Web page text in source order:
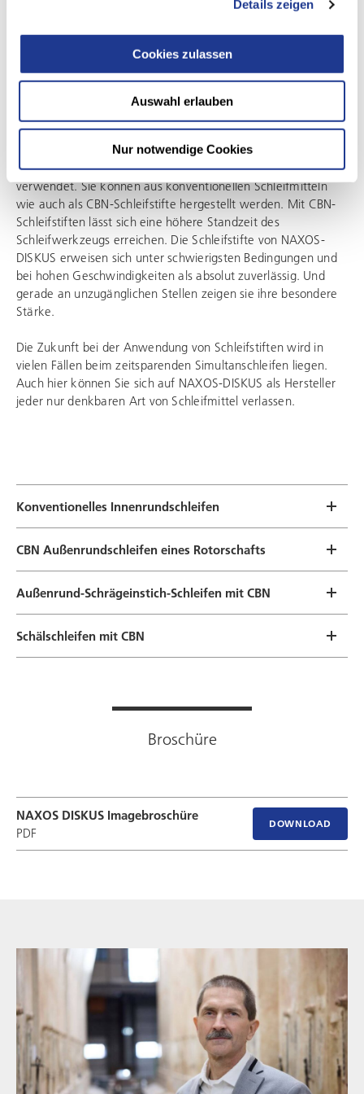
Details zeigen
Cookies zulassen
Auswahl erlauben
Nur notwendige Cookies
KONVENTIONELLES SCHLEIFEN
Schleifstifte
Unsere Schleifstifte werden zum Innenrundschleifen
verwendet. Sie können aus konventionellen Schleifmitteln
wie auch als CBN-Schleifstifte hergestellt werden. Mit CBN-
Schleifstiften lässt sich eine höhere Standzeit des
Schleifwerkzeugs erreichen. Die Schleifstifte von NAXOS-
DISKUS erweisen sich unter schwierigsten Bedingungen und
bei hohen Geschwindigkeiten als absolut zuverlässig. Und
gerade an unzugänglichen Stellen zeigen sie ihre besondere
Stärke.
Die Zukunft bei der Anwendung von Schleifstiften wird in
vielen Fällen beim zeitsparenden Simultanschleifen liegen.
Auch hier können Sie sich auf NAXOS-DISKUS als Hersteller
jeder nur denkbaren Art von Schleifmittel verlassen.
Konventionelles Innenrundschleifen
CBN Außenrundschleifen eines Rotorschafts
Außenrund-Schrägeinstich-Schleifen mit CBN
Schälschleifen mit CBN
Broschüre
NAXOS DISKUS Imagebroschüre
PDF
DOWNLOAD